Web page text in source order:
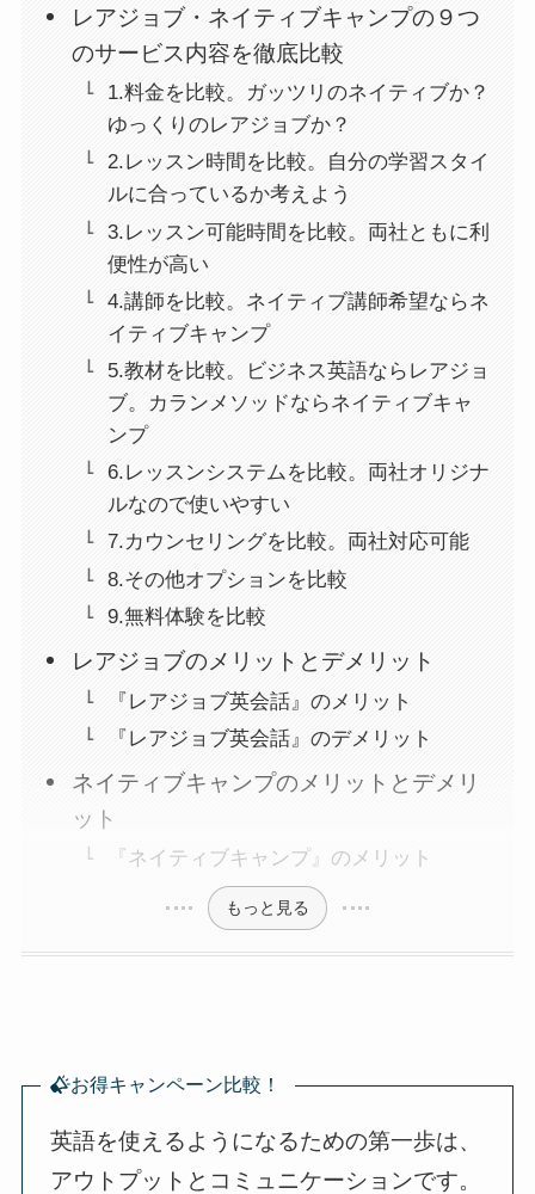
レアジョブ・ネイティブキャンプの９つ
のサービス内容を徹底比較
1.料金を比較。ガッツリのネイティブか？
ゆっくりのレアジョブか？
2.レッスン時間を比較。自分の学習スタイ
ルに合っているか考えよう
3.レッスン可能時間を比較。両社ともに利
便性が高い
4.講師を比較。ネイティブ講師希望ならネ
イティブキャンプ
5.教材を比較。ビジネス英語ならレアジョ
ブ。カランメソッドならネイティブキャ
ンプ
6.レッスンシステムを比較。両社オリジナ
ルなので使いやすい
7.カウンセリングを比較。両社対応可能
8.その他オプションを比較
9.無料体験を比較
レアジョブのメリットとデメリット
『レアジョブ英会話』のメリット
『レアジョブ英会話』のデメリット
ネイティブキャンプのメリットとデメリ
ット
『ネイティブキャンプ』のメリット
もっと見る
お得キャンペーン比較！
英語を使えるようになるための第一歩は、
アウトプットとコミュニケーションです。